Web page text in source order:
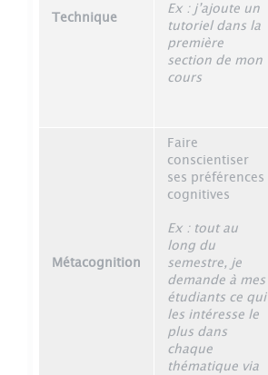
Technique
Ex : j’ajoute un
tutoriel dans la
première
section de mon
cours
Métacognition
Faire
conscientiser
ses préférences
cognitives
Ex : tout au
long du
semestre, je
demande à mes
étudiants ce qui
les intéresse le
plus dans
chaque
thématique via